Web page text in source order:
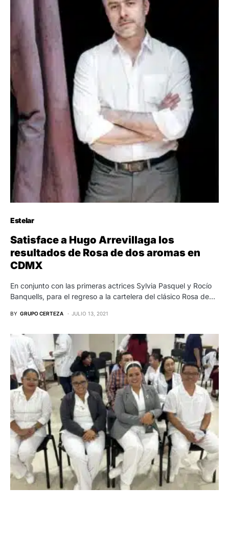
Estelar
Satisface a Hugo Arrevillaga los
resultados de Rosa de dos aromas en
CDMX
En conjunto con las primeras actrices Sylvia Pasquel y Rocío
Banquells, para el regreso a la cartelera del clásico Rosa de…
BY GRUPO CERTEZA JULIO 13, 2021